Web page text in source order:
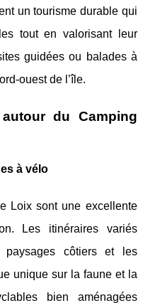
un tourisme durable qui
tout en valorisant leur
guidées ou balades à
ouest de l’île.
du Camping
à vélo
Loix sont une excellente
Les itinéraires variés
paysages côtiers et les
unique sur la faune et la
bien aménagées